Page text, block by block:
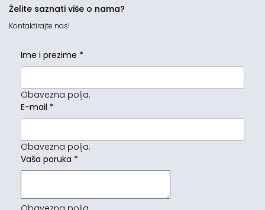
Želite saznati više o nama?
Kontaktirajte nas!
Ime i prezime *
Obavezna polja.
E-mail *
Obavezna polja.
Vaša poruka *